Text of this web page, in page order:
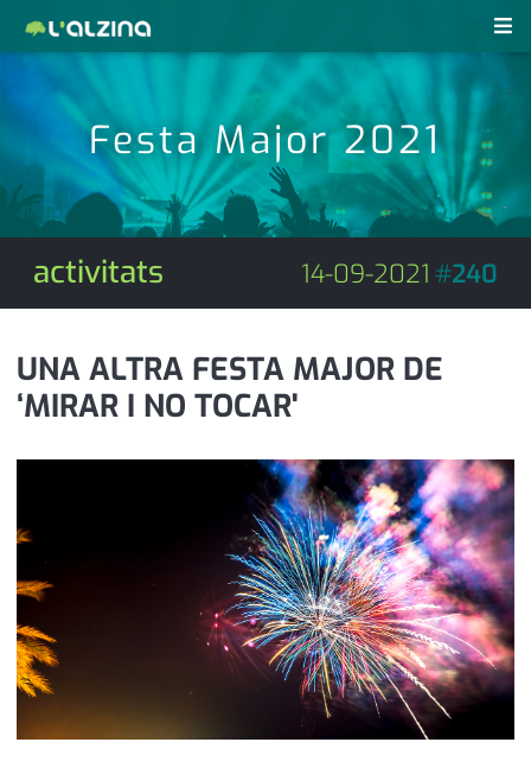
notícies
últimes notícies
activitats
agenda
empresa
esports
medi ambient
opinió
política
promo serveis
revistes pdf
anunciants
subscripció
contacte
telèfons
calendari
Festa Major 2021
activitats 14-09-2021 #240
UNA ALTRA FESTA MAJOR DE
‘MIRAR I NO TOCAR'